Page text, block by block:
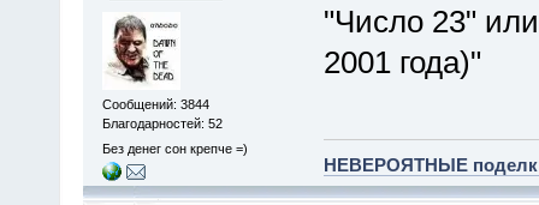
Сообщений: 3844
Благодарностей: 52
Без денег сон крепче =)
"Число 23"
2001 года)"
НЕВЕРОЯТНЫЕ